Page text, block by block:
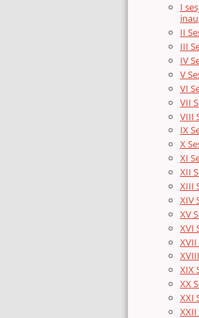
I
II
III
IV
V
VI
VII
VIII
IX
X
XI
XII
XIII
XIV
XV
XVI
XVII
XIX
XX
XXI
XXII